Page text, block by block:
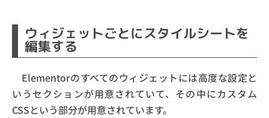
ウィジェットごとにスタイルシートを
編集する
Elementorのすべてのウィジェットには高度な設定と
いうセクションが用意されていて、その中にカスタム
CSSという部分が用意されています。